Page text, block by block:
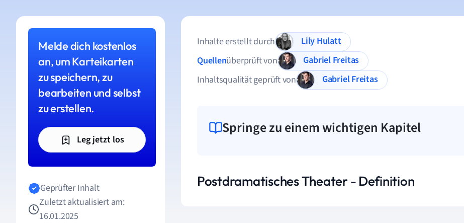
Melde dich kostenlos
an, um Karteikarten
zu speichern, zu
bearbeiten und selbst
zu erstellen.
Leg jetzt los
Geprüfter Inhalt
Zuletzt aktualisiert am:
16.01.2025
Inhalte erstellt durch
Lily Hulatt
Quellenüberprüft von
Gabriel Freitas
Inhaltsqualität geprüft von
Gabriel Freitas
Springe zu einem wichtigen Kapitel
Postdramatisches Theater - Definition